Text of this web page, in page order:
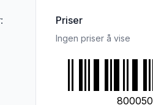
Priser
Ingen priser å vise